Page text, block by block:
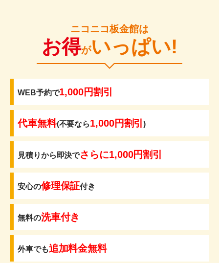
ニコニコ板金館は
お得がいっぱい!
WEB予約で1,000円割引
代車無料(不要なら1,000円割引)
見積りから即決でさらに1,000円割引
安心の修理保証付き
無料の洗車付き
外車でも追加料金無料